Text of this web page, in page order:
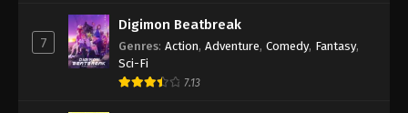
7
Digimon Beatbreak
Genres: Action, Adventure, Comedy, Fantasy,
Sci-Fi
7.13